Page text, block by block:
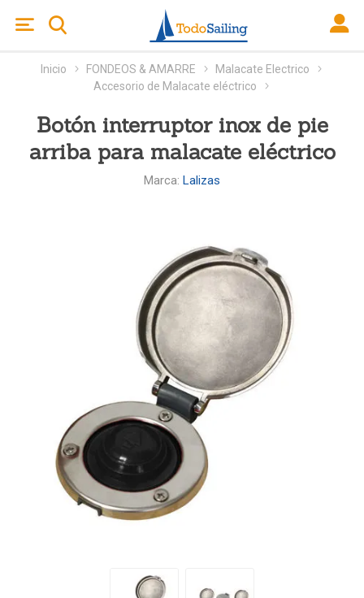
Inicio FONDEOS & AMARRE
Malacate Electrico
Accesorio de Malacate eléctrico
Botón interruptor inox de pie
arriba para malacate eléctrico
Marca: Lalizas